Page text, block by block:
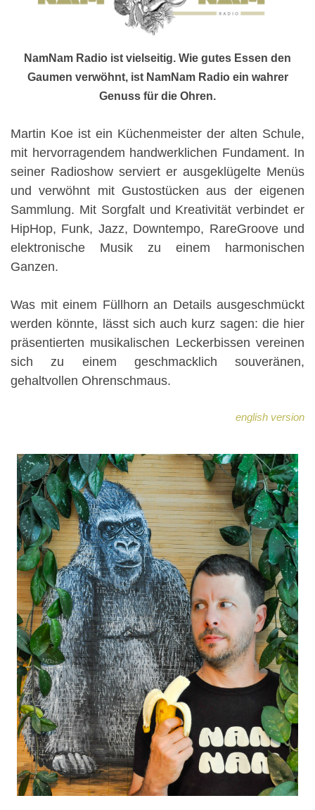
NamNam Radio ist vielseitig. Wie gutes Essen den
Gaumen verwöhnt, ist NamNam Radio ein wahrer
Genuss für die Ohren.
Martin Koe ist ein Küchenmeister der alten Schule,
mit hervorragendem handwerklichen Fundament. In
seiner Radioshow serviert er ausgeklügelte Menüs
und verwöhnt mit Gustostücken aus der eigenen
Sammlung. Mit Sorgfalt und Kreativität verbindet er
HipHop, Funk, Jazz, Downtempo, RareGroove und
elektronische Musik zu einem harmonischen
Ganzen.
Was mit einem Füllhorn an Details ausgeschmückt
werden könnte, lässt sich auch kurz sagen: die hier
präsentierten musikalischen Leckerbissen vereinen
sich zu einem geschmacklich souveränen,
gehaltvollen Ohrenschmaus.
english version